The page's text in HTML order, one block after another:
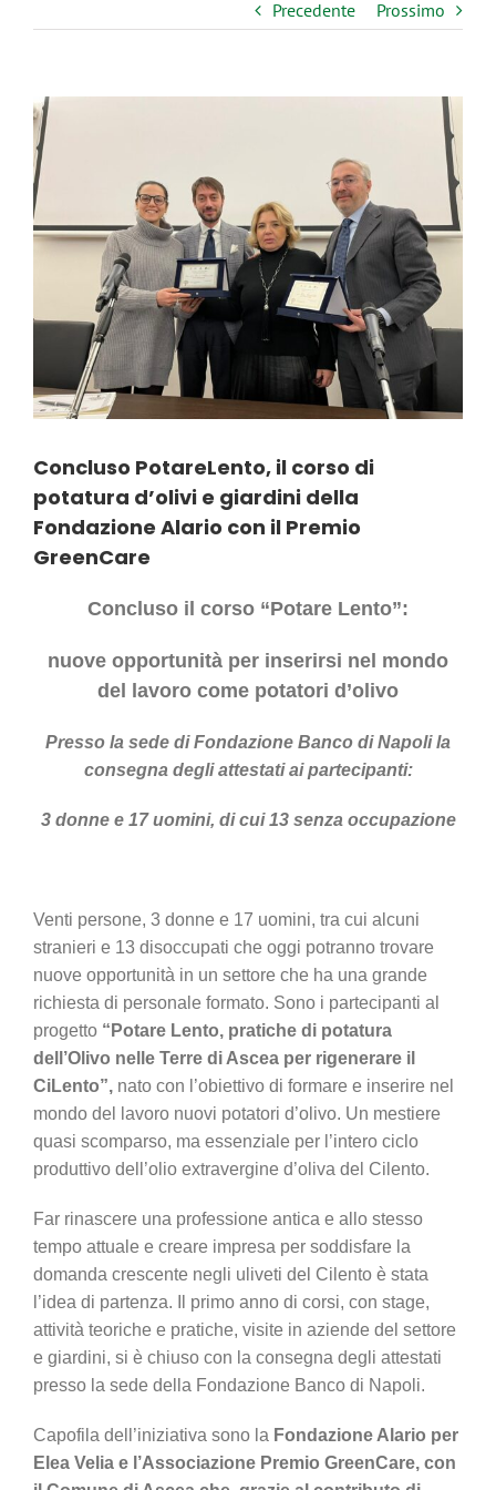
Precedente Prossimo
Ingrandisci
immagine
Concluso PotareLento, il corso di
potatura d’olivi e giardini della
Fondazione Alario con il Premio
GreenCare
Concluso il corso “Potare Lento”:
nuove opportunità per inserirsi nel mondo
del lavoro come potatori d’olivo
Presso la sede di Fondazione Banco di Napoli la
consegna degli attestati ai partecipanti:
3 donne e 17 uomini, di cui 13 senza occupazione
Venti persone, 3 donne e 17 uomini, tra cui alcuni
stranieri e 13 disoccupati che oggi potranno trovare
nuove opportunità in un settore che ha una grande
richiesta di personale formato. Sono i partecipanti al
progetto “Potare Lento, pratiche di potatura
dell’Olivo nelle Terre di Ascea per rigenerare il
CiLento”,nato con l’obiettivo di formare e inserire nel
mondo del lavoro nuovi potatori d’olivo. Un mestiere
quasi scomparso, ma essenziale per l’intero ciclo
produttivo dell’olio extravergine d’oliva del Cilento.
Far rinascere una professione antica e allo stesso
tempo attuale e creare impresa per soddisfare la
domanda crescente negli uliveti del Cilento è stata
l’idea di partenza. Il primo anno di corsi, con stage,
attività teoriche e pratiche, visite in aziende del settore
e giardini, si è chiuso con la consegna degli attestati
presso la sede della Fondazione Banco di Napoli.
Capofila dell’iniziativa sono la Fondazione Alario per
Elea Velia e l’Associazione Premio GreenCare, con